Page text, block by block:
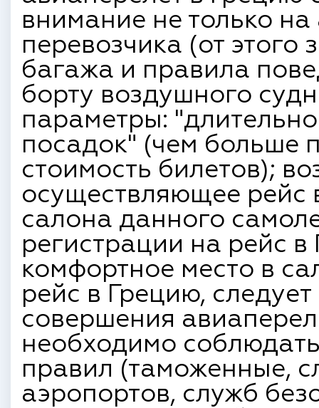
внимание не только
перевозчика (от этого
багажа и правила
борту воздушного
параметры:
посадок" (чем больше
стоимость билетов);
осуществляющее рейс
салона данного
регистрации на рейс
комфортное место в
рейс в Грецию,
совершения
необходимо
правил (таможенные,
аэропортов, служб